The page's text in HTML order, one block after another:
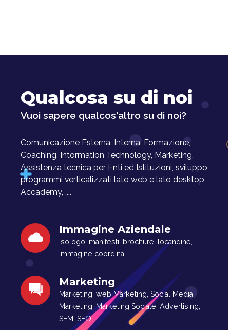
Qualcosa su di noi
Vuoi sapere qualcos'altro su di noi?
Comunicazione Esterna, Interna, Formazione,
Coaching, Intormation Technology, Marketing,
Assistenza tecnica per Enti ed Istituzioni, sviluppo
programmi verticalizzati lato web e lato desktop,
Accademy, ....
Immagine Aziendale
Isologo, manifesti, brochure, locandine,
immagine coordina...
Marketing
Marketing, web Marketing, Social Media
Marketing, Marketing Sociale, Advertising,
SEM, SEO ...